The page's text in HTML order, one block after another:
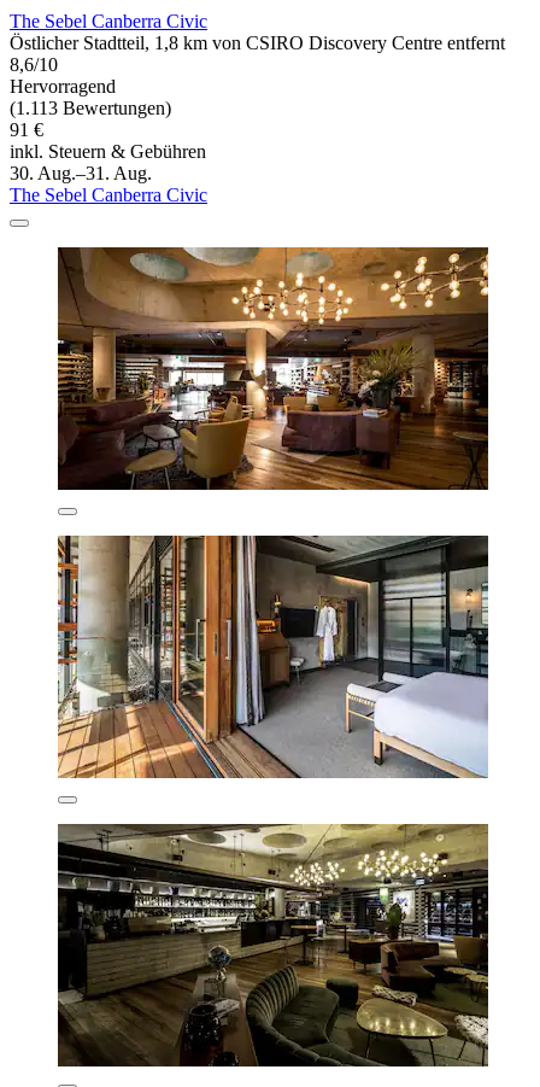
The Sebel Canberra Civic
Östlicher Stadtteil, 1,8 km von CSIRO Discovery Centre entfernt
8,6/10
Hervorragend
(1.113 Bewertungen)
91 €
inkl. Steuern & Gebühren
30. Aug.–31. Aug.
The Sebel Canberra Civic